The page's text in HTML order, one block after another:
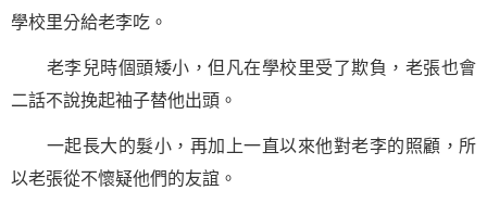
學校里分給老李吃。
老李兒時個頭矮小，但凡在學校里受了欺負，老張也會
二話不說挽起袖子替他出頭。
一起長大的髮小，再加上一直以來他對老李的照顧，所
以老張從不懷疑他們的友誼。